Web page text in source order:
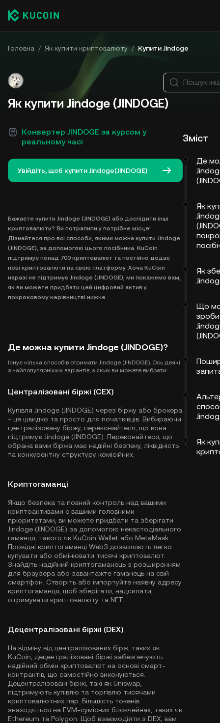
Головна / Як купити криптовалюту / Купити Jindoge
Як купити Jindoge (JINDOGE)
Конвертер JINDOGE за курсом у
реальному часі
Увійдіть, щоб купити Jindoge(JINDOGE)
Бажаєте купити Jindoge (JINDOGE) або дослідити інші
криптовалюти? Ви потрапили у потрібне місце!
Дізнайтеся про всі способи, якими можна купити Jindoge
(JINDOGE), за допомогою цього посібника. KuCoin
підтримує понад 700 криптовалют та постійно додає
нові криптовалюти на свою платформу. Хоча KuCoin
наразі не підтримує Jindoge (JINDOGE), ми покажемо вам,
як ви можете придбати цей цифровий актив у
покроковому керівництві нижче.
Де можна купити Jindoge (JINDOGE)?
Існує кілька способів отримати Jindoge (JINDOGE). Ось деякі
з найпопулярніших варіантів, з яких ви можете вибрати:
Централізовані біржі (CEX)
Купівля Jindoge (JINDOGE) через біржу або брокера
- це швидко та просто для початківців. Вибираючи
централізовану біржу, переконайтеся, що вона
підтримує Jindoge (JINDOGE). Переконайтеся, що
обрана вами біржа має надійні безпеку, ліквідність
та конкурентну структуру комісійних.
Криптогаманці
Якщо безпека та повний контроль над вашими
криптоактивами є вашими головними
пріоритетами, ви можете придбати та зберігати
Jindoge (JINDOGE) за допомогою некастодіального
гаманця, такого як KuCoin Wallet або MetaMask.
Провідні криптогаманці Web3 дозволяють легко
купувати або обмінювати тисячі криптовалют.
Знайдіть надійний криптогаманець з розширенням
для браузера або завантажте гаманець на свій
смартфон. Створіть або імпортуйте наявну адресу
криптогаманця, щоб зберігати, надсилати,
отримувати криптовалюту та NFT.
Децентралізовані біржі (DEX)
На відміну від централізованих бірж, таких як
KuCoin, децентралізовані біржі забезпечують
надійний обмін криптовалют на основі смарт-
контрактів, що самостійно виконуються.
Децентралізовані біржі, такі як Uniswap,
підтримують купівлю та торгівлю тисячами
криптовалютних пар. Більшість токенів
знаходяться на EVM-сумісних блокчейнах, таких як
Ethereum та Polygon . Щоб взаємодіяти з DEX, вам
Пошук
Зміст
Де
Як
Як
Що
Як